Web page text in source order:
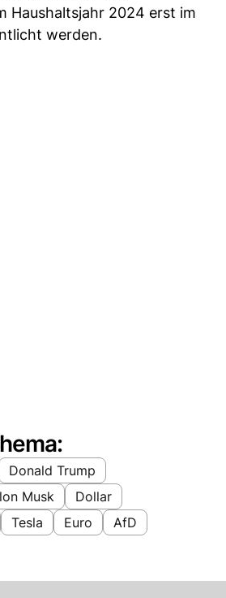
Haushaltsjahr 2024 erst im
werden.
Donald Trump
Musk
Dollar
Tesla Euro
AfD